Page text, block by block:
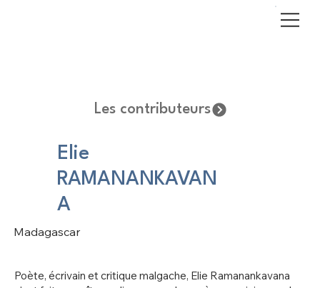
Les contributeurs
Elie
RAMANANKAVAN
A
Madagascar
Poète, écrivain et critique malgache, Elie Ramanankavana